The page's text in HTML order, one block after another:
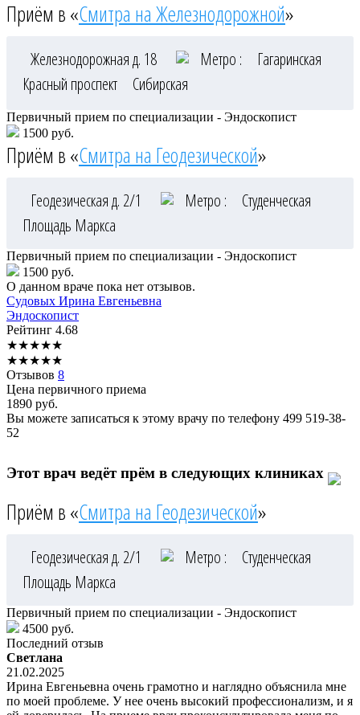
Приём в «Смитра на Железнодорожной»
Железнодорожная д. 18 Метро :
Гагаринская
Красный проспект
Сибирская
Первичный прием по специализации - Эндоскопист
1500 руб.
Приём в «Смитра на Геодезической»
Геодезическая д. 2/1 Метро :
Студенческая
Площадь Маркса
Первичный прием по специализации - Эндоскопист
1500 руб.
О данном враче пока нет отзывов.
Судовых Ирина Евгеньевна
Эндоскопист
Рейтинг 4.68
★★★★★
★★★★★
Отзывов 8
Цена первичного приема
1890 руб.
Вы можете записаться к этому врачу по телефону 499 519-38-
52
Этот врач ведёт прём в следующих клиниках
Приём в «Смитра на Геодезической»
Геодезическая д. 2/1 Метро :
Студенческая
Площадь Маркса
Первичный прием по специализации - Эндоскопист
4500 руб.
Последний отзыв
Светлана
21.02.2025
Ирина Евгеньевна очень грамотно и наглядно объяснила мне
по моей проблеме. У нее очень высокий профессионализм, и я